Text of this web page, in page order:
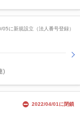
に新規設立（法人番号登録）
)
2022/04/01に閉鎖